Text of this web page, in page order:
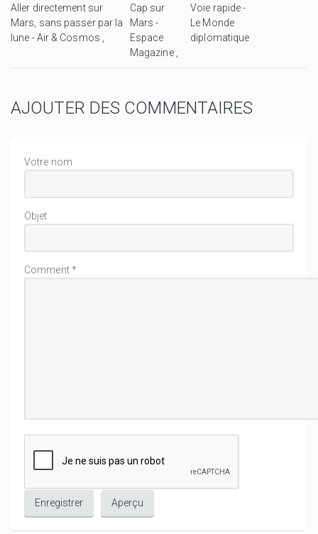
Aller directement sur
Mars, sans passer par la
lune - Air & Cosmos
Cap sur
Mars -
Espace
Magazine
Voie rapide -
Le Monde
diplomatique
AJOUTER DES COMMENTAIRES
Votre nom
Objet
Comment*